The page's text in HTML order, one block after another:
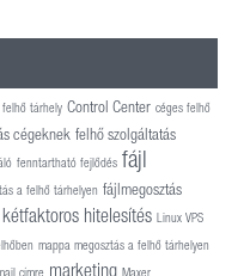
felhő tárhely Control Center céges felhő
cégeknek felhő szolgáltatás
fenntartható fejlődés fájl
a felhő tárhelyen fájlmegosztás
kétfaktoros hitelesítés Linux VPS
mappa megosztás a felhő tárhelyen